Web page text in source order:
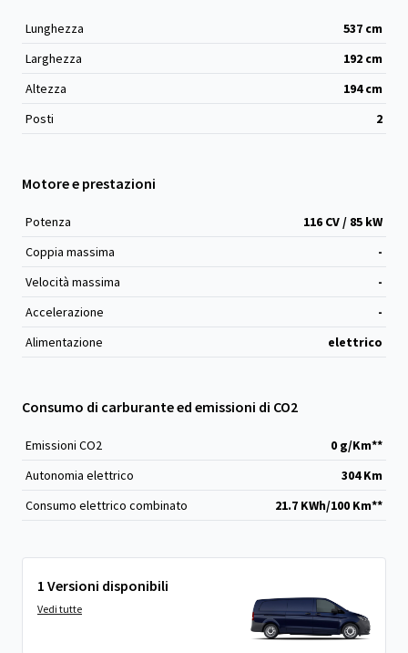
Lunghezza 537 cm
Larghezza
192 cm
Altezza
194cm
Posti
2
Motore e prestazioni
Potenza
116 CV / 85 kW
Coppia massima
-
Velocità massima
-
Accelerazione
-
Alimentazione
elettrico
Consumo di carburante ed emissioni di CO2
Emissioni CO2
0 g/Km**
Autonomia elettrico
304 Km
Consumo elettrico combinato
21.7 KWh/100 Km**
1 Versioni disponibili
Vedi tutte